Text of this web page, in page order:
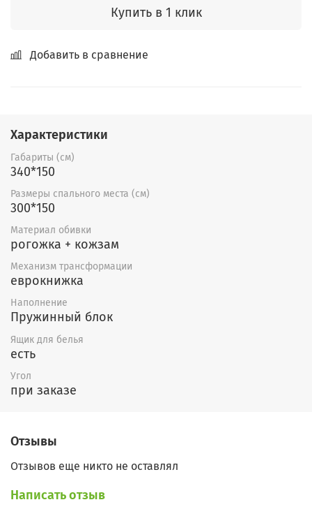
Купить в 1 клик
Добавить в сравнение
Характеристики
Габариты (см)
340*150
Размеры спального места (см)
300*150
Материал обивки
рогожка + кожзам
Механизм трансформации
еврокнижка
Наполнение
Пружинный блок
Ящик для белья
есть
Угол
при заказе
Отзывы
Отзывов еще никто не оставлял
Написать отзыв